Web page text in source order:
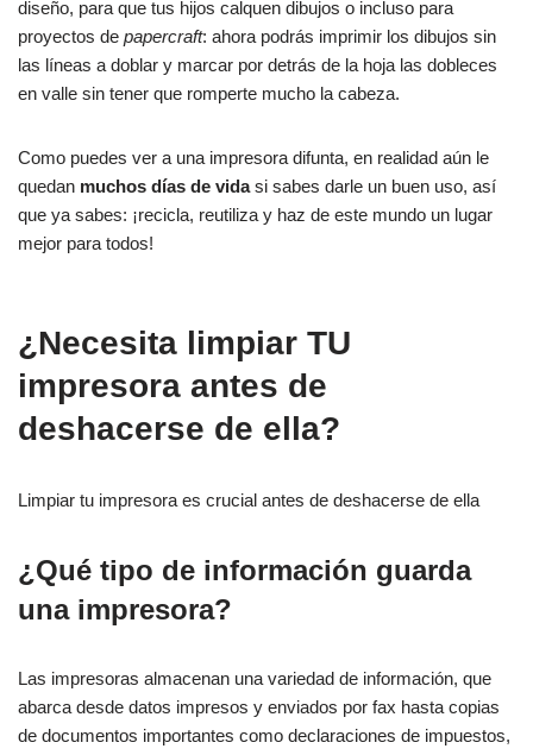
diseño, para que tus hijos calquen dibujos o incluso para
proyectos de papercraft: ahora podrás imprimir los dibujos sin
las líneas a doblar y marcar por detrás de la hoja las dobleces
en valle sin tener que romperte mucho la cabeza.
Como puedes ver a una impresora difunta, en realidad aún le
quedan muchos días de vidasi sabes darle un buen uso, así
que ya sabes: ¡recicla, reutiliza y haz de este mundo un lugar
mejor para todos!
¿Necesita limpiar TU
impresora antes de
deshacerse de ella?
Limpiar tu impresora es crucial antes de deshacerse de ella
¿Qué tipo de información guarda
una impresora?
Las impresoras almacenan una variedad de información, que
abarca desde datos impresos y enviados por fax hasta copias
de documentos importantes como declaraciones de impuestos,